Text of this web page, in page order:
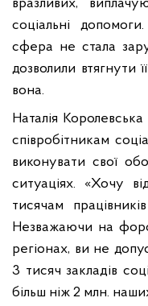
вразливих,
соціальні
сфера не стала
дозволили втягнути
вона.
Наталія
співробітникам
виконувати свої
ситуаціях. «Хочу
тисячам
Незважаючи на
регіонах, ви не
3 тисяч закладів
більш ніж 2 млн.